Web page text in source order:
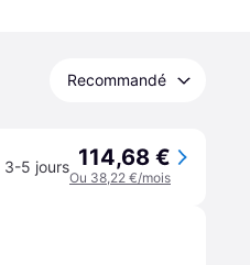
Recommandé
3-5 jours 114,68 €
Ou 38,22 €/mois